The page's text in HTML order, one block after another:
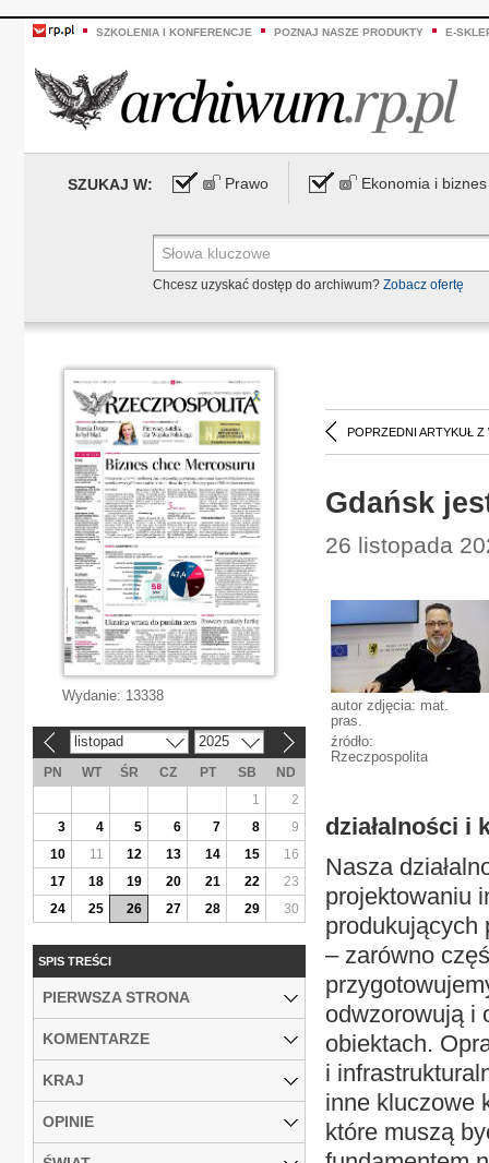
SZKOLENIA I KONFERENCJE POZNAJ NASZE PRODUKTY E-
SZUKAJ W: Prawo Ekonomia i biznes
Chcesz uzyskać dostęp do archiwum? Zobacz ofertę
POPRZEDNI ARTYKUŁ Z
Gdańsk
26 listopada
autor zdjęcia: mat.
pras.
źródło:
Rzeczpospolita
działalności i
Nasza
projektowaniu
produkujących
– zarówno
odwzorowują i
obiektach.
i
inne kluczowe
które muszą
Wydanie: 13338
listopad 2025
PN WT ŚR CZ PT SB
ND
1
2
3
4 5 6 7 8
9
10
11 12 13 14 15
16
17
18 19 20 21 22
23
24
25 26 27 28 29 30
SPIS TREŚCI
PIERWSZA STRONA
KOMENTARZE
KRAJ
OPINIE